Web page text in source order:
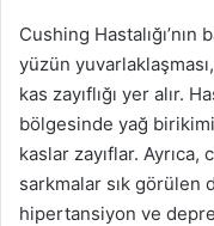
Cushing
yüzün
kas zayıflığı yer alır.
bölgesinde yağ
kaslar zayıflar.
sarkmalar sık görülen
hipertansiyon ve